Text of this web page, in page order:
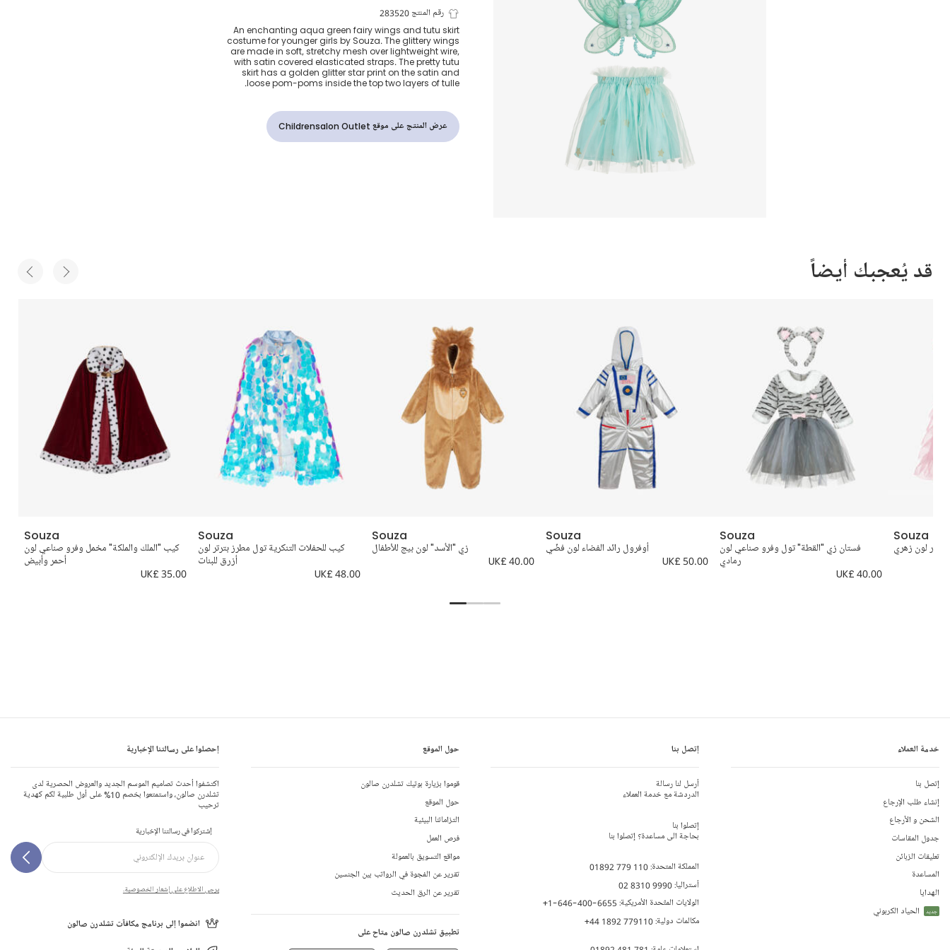
زي فيري تنورة تول و
أجنحة لون أخضر
رقم المنتج 283520
An enchanting aqua green fairy wings and tutu skirt
costume for younger girls by Souza. The glittery wings
are made in soft, stretchy mesh over lightweight wire,
with satin covered elasticated straps. The pretty tutu
skirt has a golden glitter star print on the satin and
loose pom-poms inside the top two layers of tulle.
عرض المنتج على موقع Childrensalon Outlet
قد يُعجبك أيضاً
Souza
كيب "الملك والملكة" مخمل وفرو صناعي لون
أحمر وأبيض
UK£ 35.00
Souza
كيب للحفلات التنكرية تول مطرز بترتر لون
أزرق للبنات
UK£ 48.00
Souza
زي "الأسد" لون بيج للأطفال
UK£ 40.00
Souza
أوفرول رائد الفضاء لون فضّي
UK£ 50.00
Souza
فستان زي "القطة" تول وفرو صناعي لون
رمادي
UK£ 40.00
Souza
لون زهري
خدمة العملاء
إتصل بنا
إنشاء طلب الإرجاع
الشحن و الأرجاع
جدول المقاسات
تعليقات الزبائن
المساعدة
الهدايا
جديد الحياد الكربوني
إتصل بنا
أرسل لنا رسالة
الدردشة مع خدمة العملاء
إتصلوا بنا
بحاجة الى مساعدة؟ إتصلوا بنا
المملكة المتحدة:01892 779 110
أستراليا:02 8310 9990
الولايات المتّحدة الأمريكية: +1-646-400-6655
مكالمات دولية:+44 1892 779110
حول الموقع
قوموا بزيارة بوتيك تشلدرن صالون
حول الموقع
التزاماتنا البيئية
فرص العمل
مواقع التسويق بالعمولة
تقرير عن الفجوة في الرواتب بين الجنسين
تقرير عن الرق الحديث
تطبيق تشلدرن صالون متاح على
إحصلوا على رسالتنا الإخبارية
اكتشفوا أحدث تصاميم الموسم الجديد والعروض الحصرية لدى
تشلدرن صالون، واستمتعوا بخصم 10% على أول طلبية لكم كهدية
ترحيب
إشتركوا في رسالتنا الإخبارية
يرجى الاطلاع على إشعار الخصوصية.
انضموا إلى برنامج مكافآت تشلدرن صالون